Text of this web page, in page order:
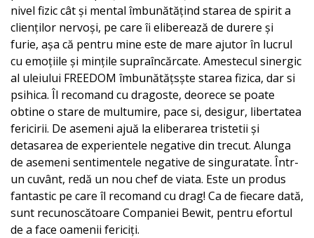
nivel fizic cât și mental îmbunătățind starea de spirit a
clienților nervoși, pe care îi eliberează de durere și
furie, așa că pentru mine este de mare ajutor în lucrul
cu emoțiile și mințile supraîncărcate. Amestecul sinergic
al uleiului FREEDOM îmbunătățsște starea fizica, dar si
psihica. Îl recomand cu dragoste, deorece se poate
obtine o stare de multumire, pace si, desigur, libertatea
fericirii. De asemeni ajuă la eliberarea tristetii și
detasarea de experientele negative din trecut. Alunga
de asemeni sentimentele negative de singuratate. Într-
un cuvânt, redă un nou chef de viata. Este un produs
fantastic pe care îl recomand cu drag! Ca de fiecare dată,
sunt recunoscătoare Companiei Bewit, pentru efortul
de a face oamenii fericiți.